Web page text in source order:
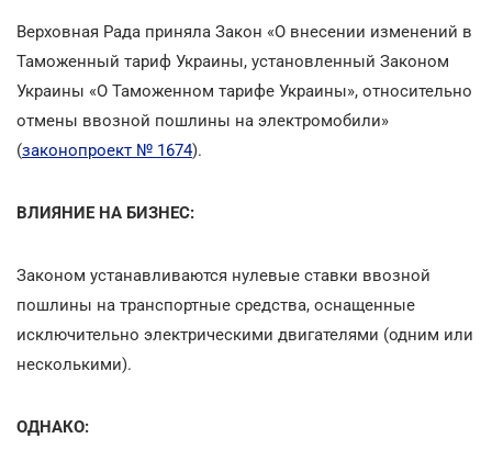
Верховная Рада приняла Закон «О внесении изменений в
Таможенный тариф Украины, установленный Законом
Украины «О Таможенном тарифе Украины», относительно
отмены ввозной пошлины на электромобили»
(законопроект № 1674).
ВЛИЯНИЕ НА БИЗНЕС:
Законом устанавливаются нулевые ставки ввозной
пошлины на транспортные средства, оснащенные
исключительно электрическими двигателями (одним или
несколькими).
ОДНАКО: